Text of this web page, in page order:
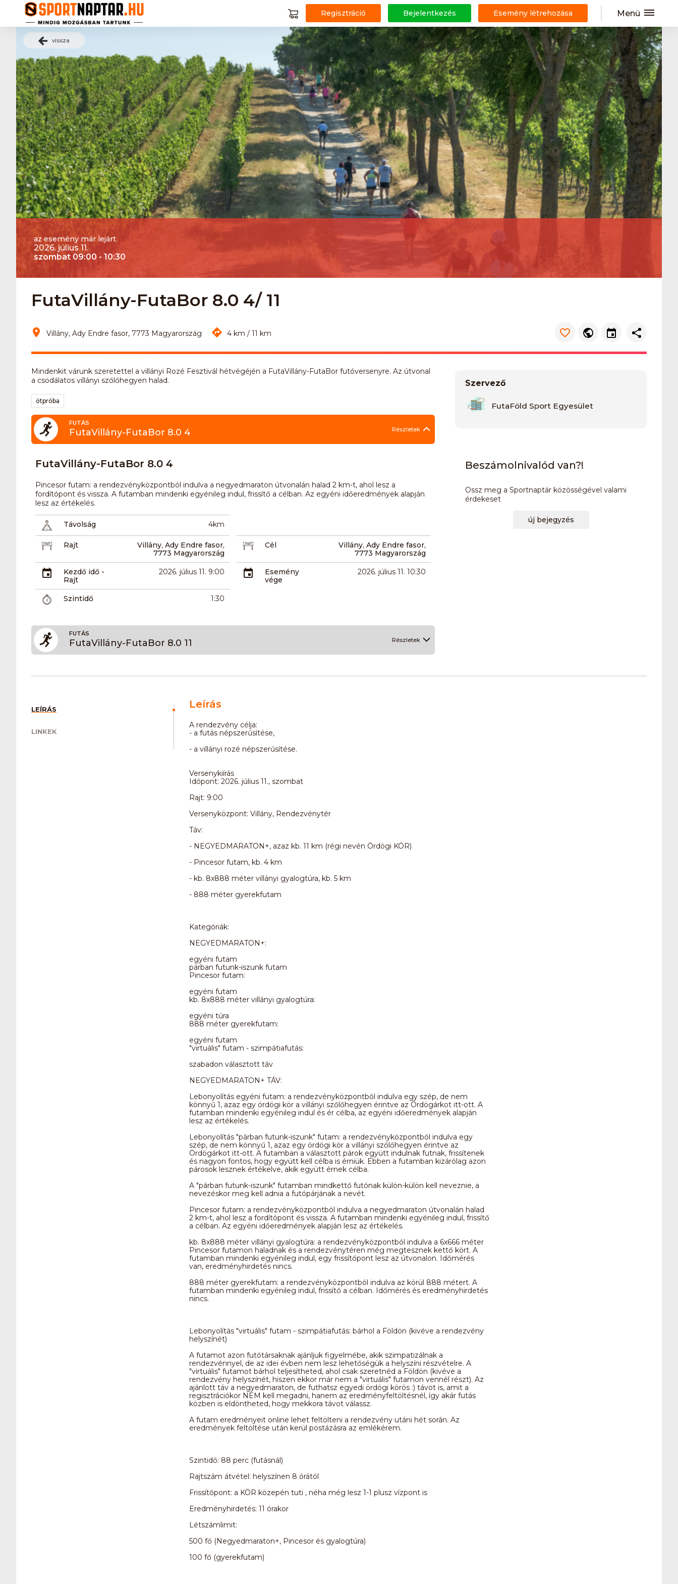
Regisztráció Bejelentkezés Esemény létrehozása Menü
vissza
az esemény már lejárt
2026. július 11.
szombat 09:00 - 10:30
FutaVillány-FutaBor 8.0 4/ 11
Villány, Ady Endre fasor, 7773 Magyarország 4 km / 11 km
Mindenkit várunk szeretettel a villányi Rozé Fesztivál hétvégéjén a FutaVillány-FutaBor futóversenyre. Az útvonal
a csodálatos villányi szőlőhegyen halad.
ötpróba
FUTÁS
FutaVillány-FutaBor 8.0 4 Részletek
FutaVillány-FutaBor 8.0 4
Pincesor futam: a rendezvényközpontból indulva a negyedmaraton útvonalán halad 2 km-t, ahol lesz a
fordítópont és vissza. A futamban mindenki egyénileg indul, frissítő a célban. Az egyéni időeredmények alapján
lesz az értékelés.
Távolság 4km
Rajt
Villány, Ady Endre fasor,
7773 Magyarország
Cél
Villány, Ady Endre fasor,
7773 Magyarország
Kezdő idő -
Rajt
2026. július 11. 9:00
Esemény
vége
2026. július 11. 10:30
Szintidő 1:30
FUTÁS
FutaVillány-FutaBor 8.0 11 Részletek
Szervező
FutaFöld Sport Egyesület
Beszámolnivalód van?!
Ossz meg a Sportnaptár közösségével valami
érdekeset
új bejegyzés
LEÍRÁS
LINKEK
Leírás
A rendezvény célja:
- a futás népszerűsítése,
- a villányi rozé népszerűsítése.
Versenykiírás
Időpont: 2026. július 11., szombat
Rajt: 9:00
Versenyközpont: Villány, Rendezvénytér
Táv:
- NEGYEDMARATON+, azaz kb. 11 km (régi nevén Ördögi KÖR)
- Pincesor futam, kb. 4 km
- kb. 8x888 méter villányi gyalogtúra, kb. 5 km
- 888 méter gyerekfutam
Kategóriák:
NEGYEDMARATON+:
egyéni futam
párban futunk-iszunk futam
Pincesor futam:
egyéni futam
kb. 8x888 méter villányi gyalogtúra:
egyéni túra
888 méter gyerekfutam:
egyéni futam
"virtuális" futam - szimpátiafutás:
szabadon választott táv
NEGYEDMARATON+ TÁV:
Lebonyolítás egyéni futam: a rendezvényközpontból indulva egy szép, de nem
könnyű 1, azaz egy ördögi kör a villányi szőlőhegyen érintve az Ördögárkot itt-ott. A
futamban mindenki egyénileg indul és ér célba, az egyéni időeredmények alapján
lesz az értékelés.
Lebonyolítás "párban futunk-iszunk" futam: a rendezvényközpontból indulva egy
szép, de nem könnyű 1, azaz egy ördögi kör a villányi szőlőhegyen érintve az
Ördögárkot itt-ott. A futamban a választott párok együtt indulnak futnak, frissítenek
és nagyon fontos, hogy együtt kell célba is érniük. Ebben a futamban kizárólag azon
párosok lesznek értékelve, akik együtt érnek célba.
A "párban futunk-iszunk" futamban mindkettő futónak külön-külön kell neveznie, a
nevezéskor meg kell adnia a futópárjának a nevét.
Pincesor futam: a rendezvényközpontból indulva a negyedmaraton útvonalán halad
2 km-t, ahol lesz a fordítópont és vissza. A futamban mindenki egyénileg indul, frissítő
a célban. Az egyéni időeredmények alapján lesz az értékelés.
kb. 8x888 méter villányi gyalogtúra: a rendezvényközpontból indulva a 6x666 méter
Pincesor futamon haladnak és a rendezvénytéren még megtesznek kettő kört. A
futamban mindenki egyénileg indul, egy frissítőpont lesz az útvonalon. Időmérés
van, eredményhirdetés nincs.
888 méter gyerekfutam: a rendezvényközpontból indulva az körül 888 métert. A
futamban mindenki egyénileg indul, frissítő a célban. Időmérés és eredményhirdetés
nincs.
Lebonyolítás "virtuális" futam - szimpátiafutás: bárhol a Földön (kivéve a rendezvény
helyszínét)
A futamot azon futótársaknak ajánljuk figyelmébe, akik szimpatizálnak a
rendezvénnyel, de az idei évben nem lesz lehetőségük a helyszíni részvételre. A
"virtuális" futamot bárhol teljesítheted, ahol csak szeretnéd a Földön (kivéve a
rendezvény helyszínét, hiszen ekkor már nem a "virtuális" futamon vennél részt). Az
ajánlott táv a negyedmaraton, de futhatsz egyedi ördögi körös :) távot is, amit a
regisztrációkor NEM kell megadni, hanem az eredményfeltöltésnél, így akár futás
közben is eldöntheted, hogy mekkora távot válassz.
A futam eredményeit online lehet feltölteni a rendezvény utáni hét során. Az
eredmények feltöltése után kerül postázásra az emlékérem.
Szintidő: 88 perc (futásnál)
Rajtszám átvétel: helyszínen 8 órától
Frissítőpont: a KÖR közepén tuti , néha még lesz 1-1 plusz vízpont is
Eredményhirdetés: 11 órakor
Létszámlimit:
500 fő (Negyedmaraton+, Pincesor és gyalogtúra)
100 fő (gyerekfutam)